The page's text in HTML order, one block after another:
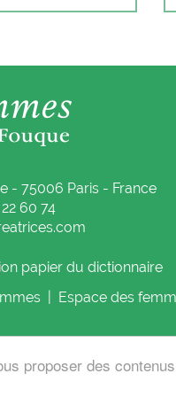
proposer des
- 75006 Paris - France
22 60 74
papier du dictionnaire
Espace des